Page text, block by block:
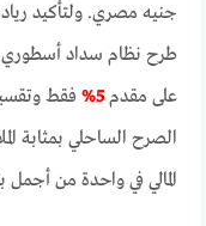
جنيه مصري. ولتأكيد
طرح نظام سداد أسطوري
على مقدم5
% فقط
الصرح الساحلي بمثابة
المالي في واحدة من أجمل